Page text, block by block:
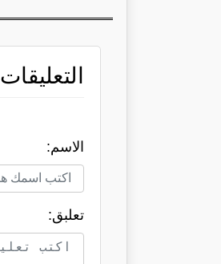
التعليقات
الاسم:
تعلبق: